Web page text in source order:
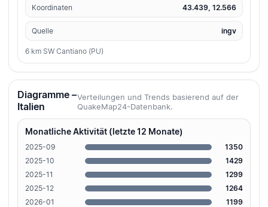
Koordinaten 43.439, 12.566
Quelle ingv
6 km SW Cantiano (PU)
Diagramme –
Italien
Verteilungen und Trends basierend auf der
QuakeMap24-Datenbank.
Monatliche Aktivität (letzte 12 Monate)
2025-09
1350
2025-10
1429
2025-11
1299
2025-12
1264
2026-01
1199